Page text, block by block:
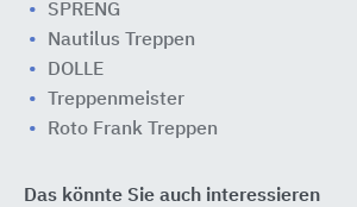
SPRENG
Nautilus Treppen
DOLLE
Treppenmeister
Roto Frank Treppen
Das könnte Sie auch interessieren